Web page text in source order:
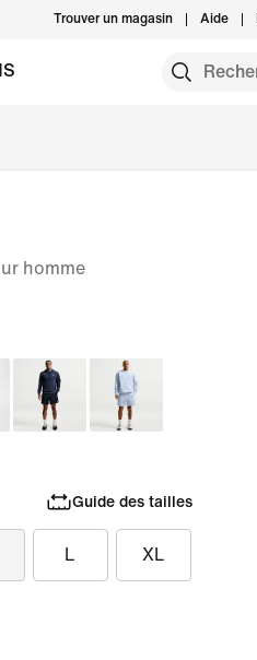
Trouver un magasin Aide
homme
Guide des tailles
L XL